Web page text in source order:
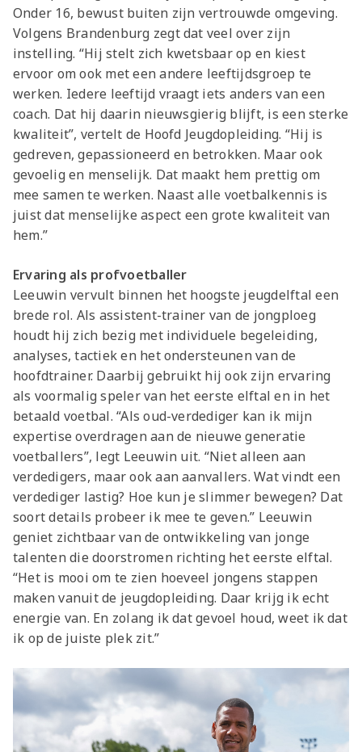
Onder 16, bewust buiten zijn vertrouwde omgeving.
Volgens Brandenburg zegt dat veel over zijn
instelling. “Hij stelt zich kwetsbaar op en kiest
ervoor om ook met een andere leeftijdsgroep te
werken. Iedere leeftijd vraagt iets anders van een
coach. Dat hij daarin nieuwsgierig blijft, is een sterke
kwaliteit”, vertelt de Hoofd Jeugdopleiding. “Hij is
gedreven, gepassioneerd en betrokken. Maar ook
gevoelig en menselijk. Dat maakt hem prettig om
mee samen te werken. Naast alle voetbalkennis is
juist dat menselijke aspect een grote kwaliteit van
hem.”
Ervaring als profvoetballer
Leeuwin vervult binnen het hoogste jeugdelftal een
brede rol. Als assistent-trainer van de jongploeg
houdt hij zich bezig met individuele begeleiding,
analyses, tactiek en het ondersteunen van de
hoofdtrainer. Daarbij gebruikt hij ook zijn ervaring
als voormalig speler van het eerste elftal en in het
betaald voetbal. “Als oud-verdediger kan ik mijn
expertise overdragen aan de nieuwe generatie
voetballers”, legt Leeuwin uit. “Niet alleen aan
verdedigers, maar ook aan aanvallers. Wat vindt een
verdediger lastig? Hoe kun je slimmer bewegen? Dat
soort details probeer ik mee te geven.” Leeuwin
geniet zichtbaar van de ontwikkeling van jonge
talenten die doorstromen richting het eerste elftal.
“Het is mooi om te zien hoeveel jongens stappen
maken vanuit de jeugdopleiding. Daar krijg ik echt
energie van. En zolang ik dat gevoel houd, weet ik dat
ik op de juiste plek zit.”